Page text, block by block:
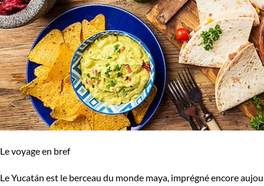
Le voyage en bref
Le Yucatán est le berceau du monde maya, imprégné encore